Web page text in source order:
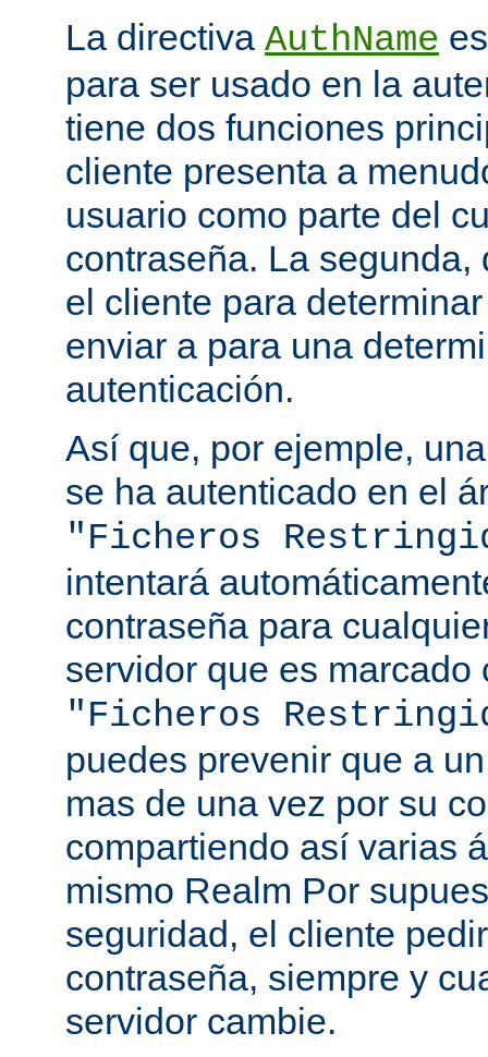
La directiva AuthName
para ser usado en la
tiene dos funciones
cliente presenta a
usuario como parte del
contraseña. La
el cliente para
enviar a para una
autenticación.
Así que, por ejemple,
se ha autenticado en el
"Ficheros
intentará
contraseña para
servidor que es marcado
"Ficheros
puedes prevenir que a
mas de una vez por su
compartiendo así varias
mismo Realm Por
seguridad, el cliente
contraseña, siempre y
servidor cambie.